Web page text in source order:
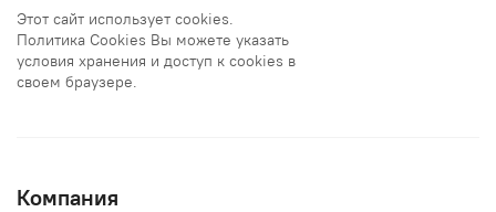
Этот сайт использует cookies.
Политика Cookies Вы можете указать
условия хранения и доступ к cookies в
своем браузере.
Компания